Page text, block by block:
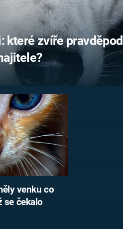
které zvíře
venku co
se čekalo